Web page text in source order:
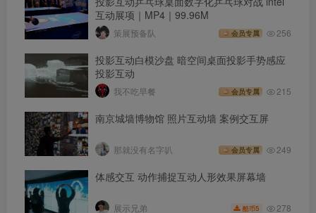
互动展项｜MP4｜99.96M
策展预备队 会员专属 256
投影互动白模沙盘 暗空间桌面投影手势感应
投影互动
我不吃早餐 会员专属 215
南京城墙博物馆 照片互动墙 案例交互屏
那就没有名字叭 会员专属 249
体感交互 动作捕捉互动人形效果屏幕墙
展示兄弟 酷币5 278